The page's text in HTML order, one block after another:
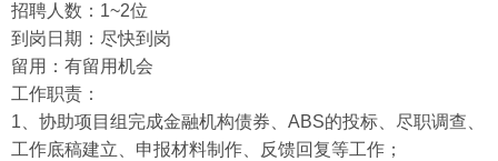
招聘人数：1~2位
到岗日期：尽快到岗
留用：有留用机会
工作职责：
1、协助项目组完成金融机构债券、ABS的投标、尽职调查、
工作底稿建立、申报材料制作、反馈回复等工作；